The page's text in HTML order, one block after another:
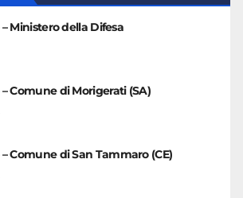
Ministero della Difesa
Comune di Morigerati (SA)
Comune di San Tammaro (CE)